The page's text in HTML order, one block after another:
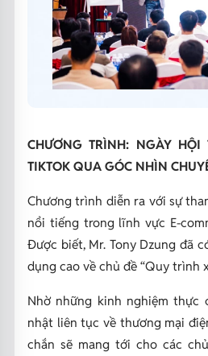
CHƯƠNG TRÌNH: NGÀY
TIKTOK QUA GÓC NHÌN
Chương trình diễn ra với sự
nổi tiếng trong lĩnh vực E-
Được biết, Mr. Tony Dzung đã
dụng cao về chủ đề “Quy trình
Nhờ những kinh nghiệm thực
nhật liên tục về thương mại
chắn sẽ mang tới cho các